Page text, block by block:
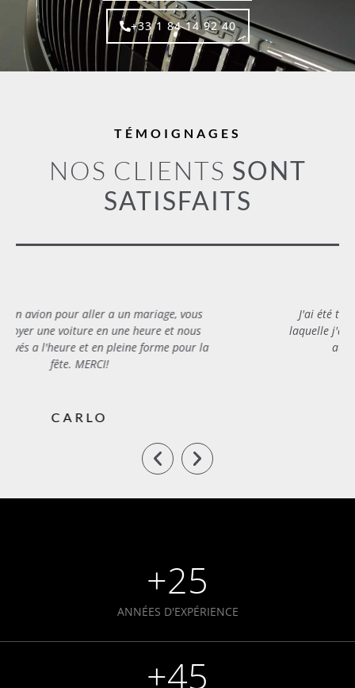
+33 1 84 14 92 40
TÉMOIGNAGES
NOS CLIENTS SONT
SATISFAITS
J'ai été très impressionné par la rapidité avec
laquelle j'ai pu trouver un chauffeur. L'assistance
aux clients a été exceptionnelle.
ANNÉES D'EXPÉRIENCE
+25
+45